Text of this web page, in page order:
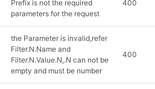
Prefix is not the required
parameters for the request
400
the Parameter is invalid,refer
Filter.N.Name and
Filter.N.Value.N,.N can not be
empty and must be number
400